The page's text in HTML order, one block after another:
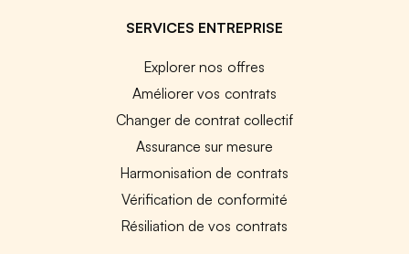
SERVICES ENTREPRISE
Explorer nos offres
Améliorer vos contrats
Changer de contrat collectif
Assurance sur mesure
Harmonisation de contrats
Vérification de conformité
Résiliation de vos contrats